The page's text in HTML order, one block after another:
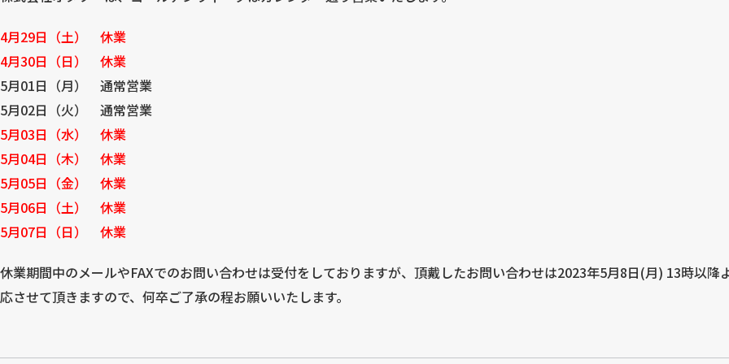
4月29日（土） 休業
4月30日（日） 休業
5月01日（月） 通常営業
5月02日（火） 通常営業
5月03日（水） 休業
5月04日（木） 休業
5月05日（金） 休業
5月06日（土） 休業
5月07日（日） 休業
休業期間中のメールやFAXでのお問い合わせは受付をしておりますが、頂戴したお問い合わせは2023年5月8日(月) 13時以降
応させて頂きますので、何卒ご了承の程お願いいたします。